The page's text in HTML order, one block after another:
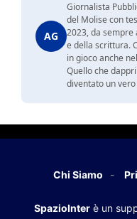
AG
Giornalista
del Molise con
2023, da
e della scrittura.
in gioco anche
Quello che
diventato un
Chi Siamo
SpazioInter è un